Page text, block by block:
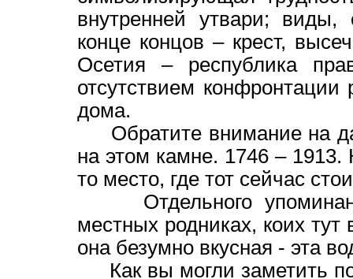
внутренней утвари;
конце концов – крест,
Осетия – республика
отсутствием
дома.
Обратите внимание на
на этом камне. 1746 – 1913.
то место, где тот сейчас
Отдельного
местных родниках, коих
она безумно вкусная - эта
Как вы могли заметить